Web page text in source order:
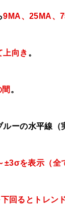
9MA、25MA、
上向き 。
。
ーの水平線（
を表示（全
回ると トレン